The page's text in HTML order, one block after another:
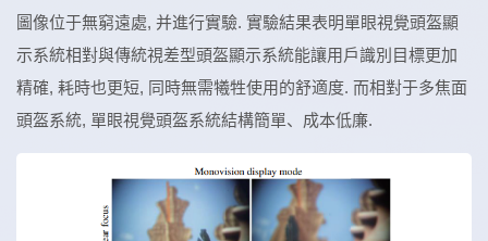
圖像位于無窮遠處, 并進行實驗. 實驗結果表明單眼視覺頭盔顯
示系統相對與傳統視差型頭盔顯示系統能讓用戶識別目標更加
精確, 耗時也更短, 同時無需犧牲使用的舒適度. 而相對于多焦面
頭盔系統, 單眼視覺頭盔系統結構簡單、成本低廉.